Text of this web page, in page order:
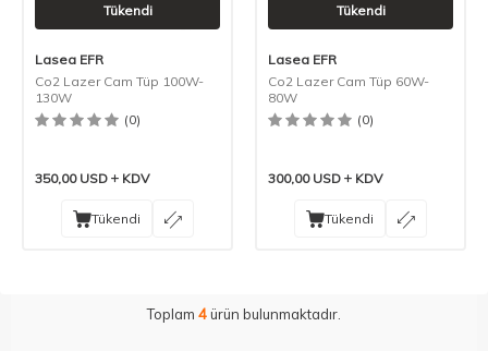
Tükendi
Lasea EFR
Co2 Lazer Cam Tüp 100W-
130W
(0)
350,00USD KDV
Tükendi
Tükendi
Lasea EFR
Co2 Lazer Cam Tüp 60W-
80W
(0)
300,00USD KDV
Tükendi
Toplam 4ürün bulunmaktadır.